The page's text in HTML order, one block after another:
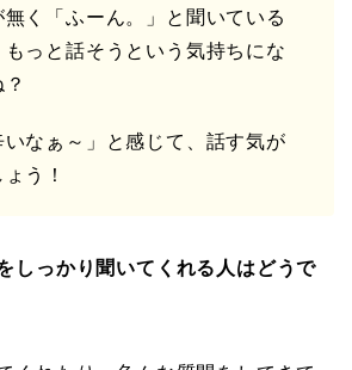
無く「ふーん。」と聞いている
っと話そうという気持ちにな
いなぁ～」と感じて、話す気が
う！
しっかり聞いてくれる人はどうで